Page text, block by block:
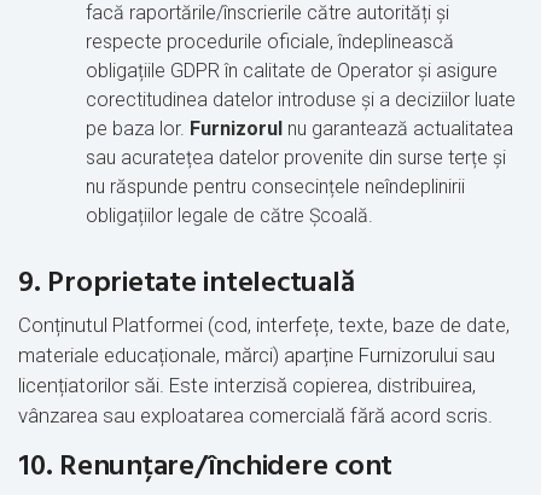
facă raportările/înscrierile către autorități și
respecte procedurile oficiale, îndeplinească
obligațiile GDPR în calitate de Operator și asigure
corectitudinea datelor introduse și a deciziilor luate
pe baza lor. Furnizorul nu garantează actualitatea
sau acuratețea datelor provenite din surse terțe și
nu răspunde pentru consecințele neîndeplinirii
obligațiilor legale de către Școală.
9. Proprietate intelectuală
Conținutul Platformei (cod, interfețe, texte, baze de date,
materiale educaționale, mărci) aparține Furnizorului sau
licențiatorilor săi. Este interzisă copierea, distribuirea,
vânzarea sau exploatarea comercială fără acord scris.
10. Renunțare/închidere cont